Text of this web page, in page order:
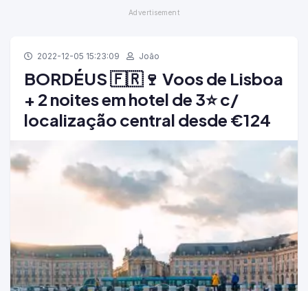
2022-12-05 15:23:09 João
BORDÉUS 🇫🇷🍷 Voos de Lisboa
+ 2 noites em hotel de 3⭐ c/
localização central desde €124